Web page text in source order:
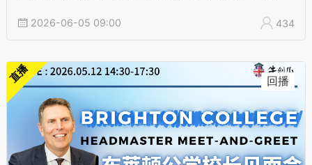
2026-06-05 09:00 434
回播
直播